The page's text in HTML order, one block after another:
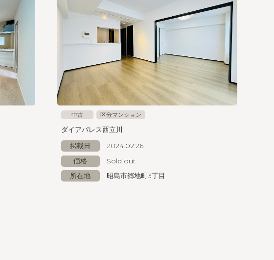
ダイアパレス西立川
掲載日
2024.02.26
価格
Sold out
所在地
昭島市郷地町3丁目
中古 区分マンション